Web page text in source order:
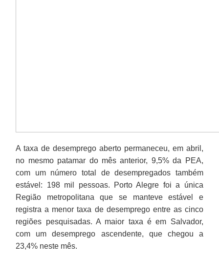
A taxa de desemprego aberto permaneceu, em abril,
no mesmo patamar do mês anterior, 9,5% da PEA,
com um número total de desempregados também
estável: 198 mil pessoas. Porto Alegre foi a única
Região metropolitana que se manteve estável e
registra a menor taxa de desemprego entre as cinco
regiões pesquisadas. A maior taxa é em Salvador,
com um desemprego ascendente, que chegou a
23,4% neste mês.